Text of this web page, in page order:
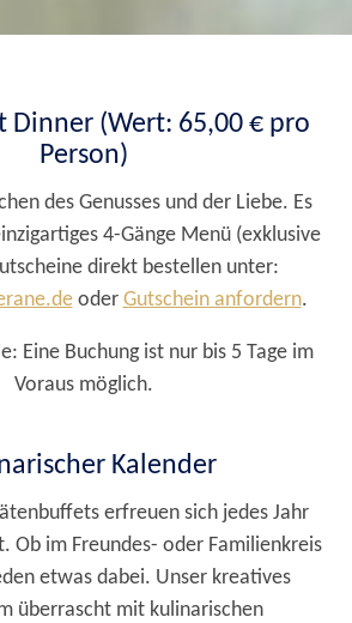
Dinner (Wert: 65,00 € pro
Person)
des Genusses und der Liebe. Es
4-Gänge Menü (exklusive
direkt bestellen unter:
oder Gutschein anfordern.
Eine Buchung ist nur bis 5 Tage im
Voraus möglich.
Kalender
erfreuen sich jedes Jahr
Ob im Freundes- oder Familienkreis
etwas dabei. Unser kreatives
überrascht mit kulinarischen